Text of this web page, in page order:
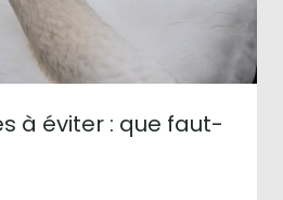
à éviter : que faut-